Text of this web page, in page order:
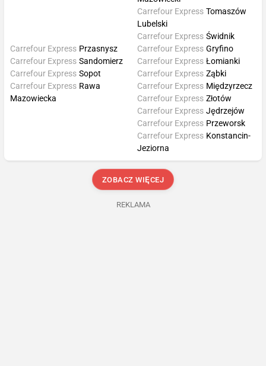
Carrefour Express Tomaszów
Lubelski
Carrefour Express Świdnik
Carrefour Express Przasnysz
Carrefour Express Sandomierz
Carrefour Express Sopot
Carrefour Express Rawa
Mazowiecka
Carrefour Express Gryfino
Carrefour Express Łomianki
Carrefour Express Ząbki
Carrefour Express Międzyrzecz
Carrefour Express Złotów
Carrefour Express Jędrzejów
Carrefour Express Przeworsk
Carrefour Express Konstancin-
Jeziorna
ZOBACZ WIĘCEJ
REKLAMA